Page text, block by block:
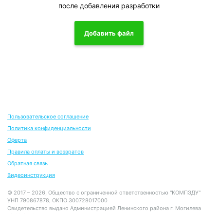
после добавления разработки
Добавить файл
Пользовательское соглашение
Политика конфиденциальности
Оферта
Правила оплаты и возвратов
Обратная связь
Видеоинструкция
© 2017 – 2026, Общество с ограниченной ответственностью "КОМПЭДУ"
УНП 790867878, ОКПО 300728017000
Свидетельство выдано Администрацией Ленинского района г. Могилева